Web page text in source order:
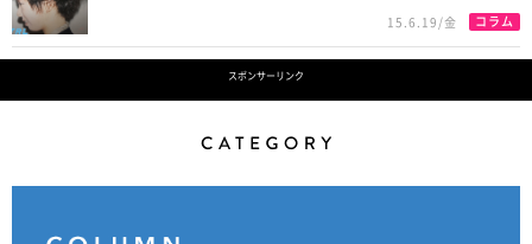
15.6.19/金 コラム
スポンサーリンク